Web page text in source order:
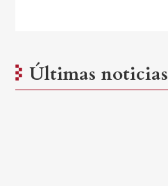
Últimas noticias